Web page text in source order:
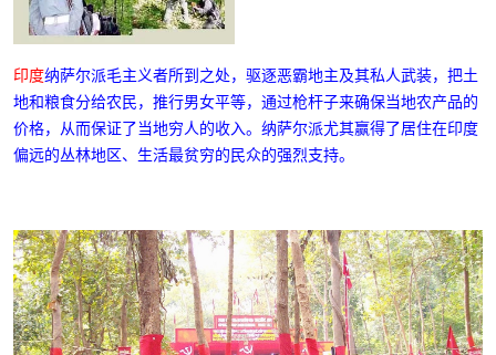
印度纳萨尔派毛主义者所到之处，驱逐恶霸地主及其私人武装，把土
地和粮食分给农民，推行男女平等，通过枪杆子来确保当地农产品的
价格，从而保证了当地穷人的收入。纳萨尔派尤其赢得了居住在印度
偏远的丛林地区、生活最贫穷的民众的强烈支持。